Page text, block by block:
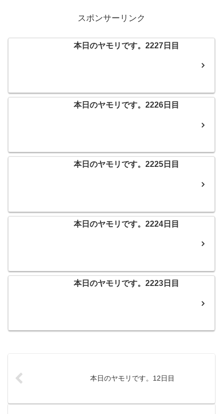
スポンサーリンク
本日のヤモリです。2227日目
本日のヤモリです。2226日目
本日のヤモリです。2225日目
本日のヤモリです。2224日目
本日のヤモリです。2223日目
本日のヤモリです。12日目